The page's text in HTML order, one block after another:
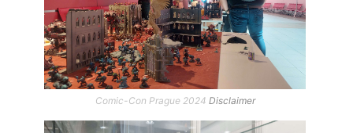
Comic-Con Prague 2024 Disclaimer